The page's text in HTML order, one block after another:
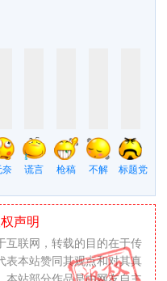
奈 谎言 枪稿 不解 标题党
声明
互联网，转载的目的在于传
表本站赞同其观点和对其真